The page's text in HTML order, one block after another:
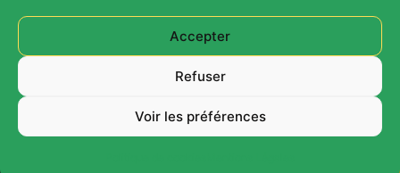
Accepter
Refuser
Voir les préférences
Opération Parrainage
Ⓒ 2026 Thermex Energies Tous Droits Réservés -
Création Vinceinfo